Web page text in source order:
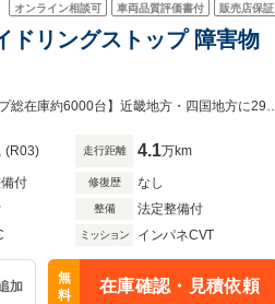
オンライン相談可 車両品質評価書付 販売店保証
ドリングストップ 障害物
(R03) 走行距離 4.1万km
付 修復歴 なし
整備 法定整備付
ミッション インパネCVT
加
無
料
在庫確認・見積依頼